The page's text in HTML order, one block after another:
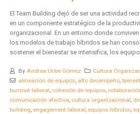
El Team Building dejó de ser una actividad
en un componente estratégico de la
organizacional. En un entorno donde
los modelos de trabajo híbridos se han
sostener el bienestar se intensifica, los
By Andrea Uribe Gómez Cultura
alineación de equipos, alto desempeño,
burnout laboral, cohesión de equipos,
comunicación efectiva, cultura organizacional,
building, engagement laboral, equipos híbridos,